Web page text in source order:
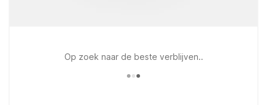
Op zoek naar de beste verblijven..